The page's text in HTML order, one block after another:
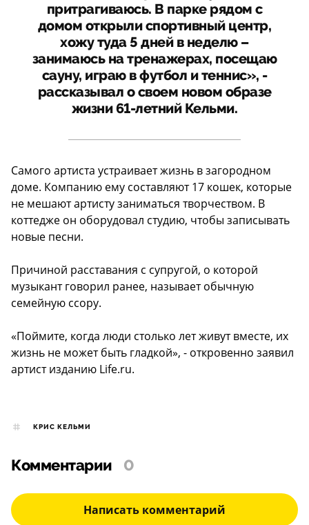
притрагиваюсь. В парке рядом с
домом открыли спортивный центр,
хожу туда 5 дней в неделю –
занимаюсь на тренажерах, посещаю
сауну, играю в футбол и теннис», -
рассказывал о своем новом образе
жизни 61-летний Кельми.
Самого артиста устраивает жизнь в загородном
доме. Компанию ему составляют 17 кошек, которые
не мешают артисту заниматься творчеством. В
коттедже он оборудовал студию, чтобы записывать
новые песни.
Причиной расставания с супругой, о которой
музыкант говорил ранее, называет обычную
семейную ссору.
«Поймите, когда люди столько лет живут вместе, их
жизнь не может быть гладкой», - откровенно заявил
артист изданию Life.ru.
КРИС КЕЛЬМИ
Комментарии 0
Написать комментарий